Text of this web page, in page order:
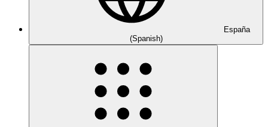
España
(Spanish)